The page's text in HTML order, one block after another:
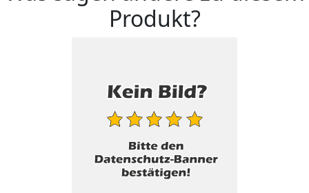
Produkt?